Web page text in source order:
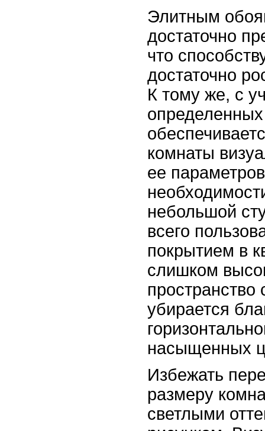
Элитным
достаточно
что
достаточно
К тому же, с
комнаты
ее
небольшой
всего
покрытием в
слишком
пространство
убирается
насыщенных
Избежать
размеру
светлыми